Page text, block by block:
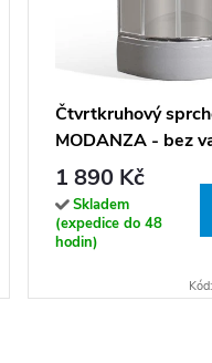
Čtvrtkruhový
MODANZA - bez
1 890 Kč
Skladem
(expedice do 48
hodin)
Kód: